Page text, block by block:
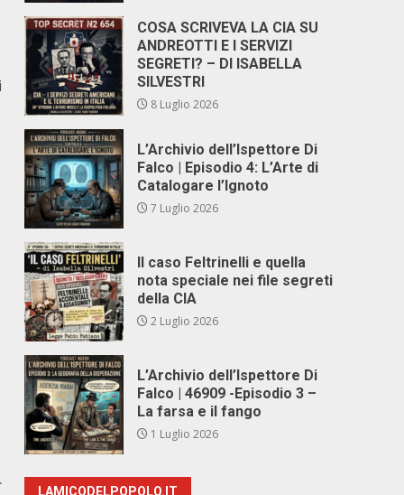
COSA SCRIVEVA LA CIA SU
ANDREOTTI E I SERVIZI
SEGRETI? – DI ISABELLA
SILVESTRI
8 Luglio 2026
L’Archivio dell’Ispettore Di
Falco | Episodio 4: L’Arte di
Catalogare l’Ignoto
7 Luglio 2026
Il caso Feltrinelli e quella
nota speciale nei file segreti
della CIA
2 Luglio 2026
L’Archivio dell’Ispettore Di
Falco | 46909 -Episodio 3 –
La farsa e il fango
1 Luglio 2026
LAMICODELPOPOLO.IT